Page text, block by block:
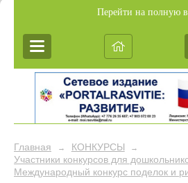
Перейти на полную
Главная → КОНКУРСЫ →
Участники конкурсов для
Международный конкурс поделок и